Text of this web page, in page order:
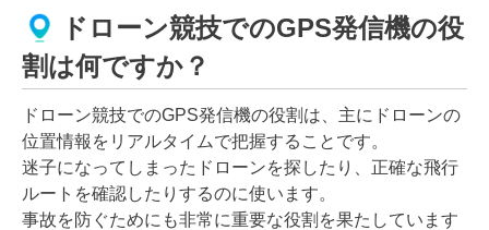
ドローン競技でのGPS発信機の役
割は何ですか？
ドローン競技でのGPS発信機の役割は、主にドローンの
位置情報をリアルタイムで把握することです。
迷子になってしまったドローンを探したり、正確な飛行
ルートを確認したりするのに使います。
事故を防ぐためにも非常に重要な役割を果たしています